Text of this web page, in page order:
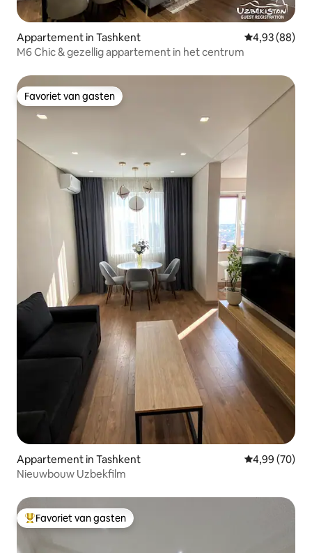
Appartement in Tashkent Gemiddelde
4,93 (88)
M6 Chic & gezellig appartement in het centrum
Favoriet van gasten
Favoriet van gasten
Appartement in Tashkent Gemiddelde
4,99 (70)
Nieuwbouw Uzbekfilm
Topfavoriet van gasten
Favoriet van gasten